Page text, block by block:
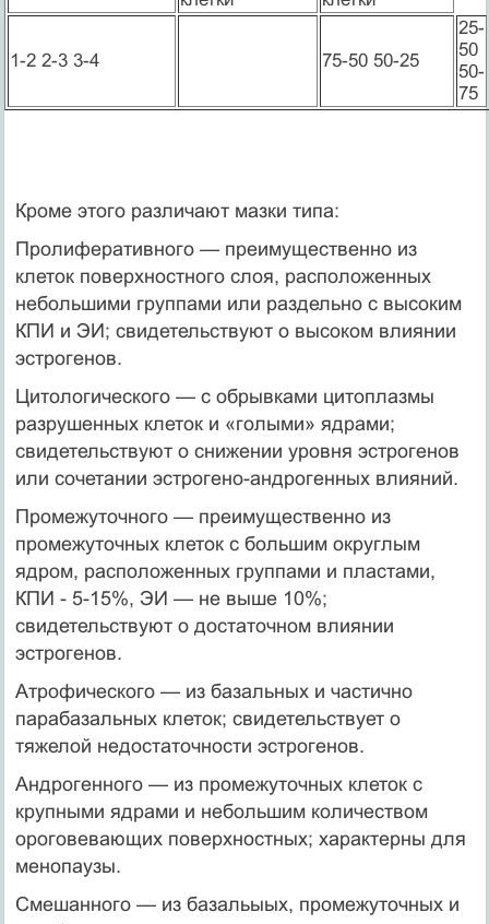
1-2 2-3 3-4 75-50 50-25
25-
50
50-
75
Кроме этого различают мазки типа:
Пролиферативного — преимущественно из
клеток поверхностно­го слоя, расположенных
небольшими группами или раздельно с высоким
КПИ и ЭИ; свидетельствуют о высоком влиянии
эстро­генов.
Цитологического — с обрывками цитоплазмы
разрушенных клеток и «голыми» ядрами;
свидетельствуют о снижении уровня эстрогенов
или сочетании эстрогено-андрогенных влияний.
Промежуточного — преимущественно из
промежуточных клеток с большим округлым
ядром, расположенных группами и пластами,
КПИ - 5-15%, ЭИ — не выше 10%;
свидетельствуют о до­статочном влиянии
эстрогенов.
Атрофического — из базальных и частично
парабазальных кле­ток; свидетельствует о
тяжелой недостаточности эстрогенов.
Андрогенного — из промежуточных клеток с
крупными ядрами и небольшим количеством
ороговевающих поверхностных; харак­терны для
менопаузы.
Смешанного — из базальыых, промежуточных и